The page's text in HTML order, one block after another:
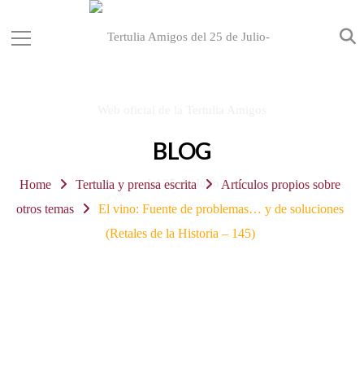
BLOG
Home Tertulia y prensa escrita
Artículos propios sobre
otros temas
El vino: Fuente de problemas… y de soluciones
(Retales de la Historia – 145)